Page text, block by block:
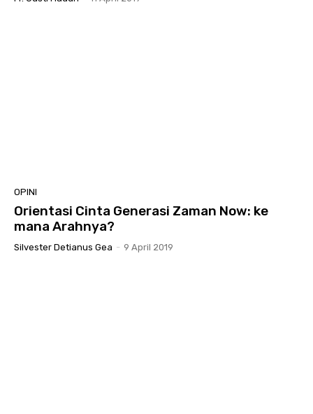
OPINI
Orientasi Cinta Generasi Zaman Now: ke
mana Arahnya?
Silvester Detianus Gea - 9 April 2019